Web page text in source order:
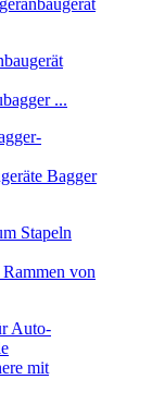
...
Bagger
von
mit